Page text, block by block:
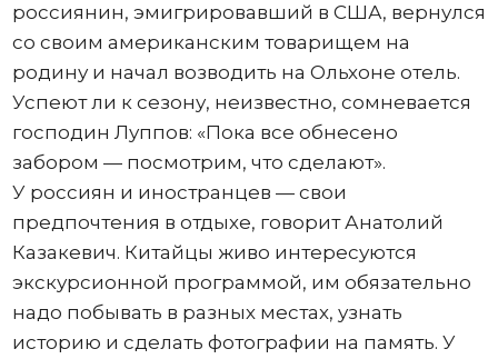
россиянин, эмигрировавший в США, вернулся
со своим американским товарищем на
родину и начал возводить на Ольхоне отель.
Успеют ли к сезону, неизвестно, сомневается
господин Луппов: «Пока все обнесено
забором — посмотрим, что сделают».
У россиян и иностранцев — свои
предпочтения в отдыхе, говорит Анатолий
Казакевич. Китайцы живо интересуются
экскурсионной программой, им обязательно
надо побывать в разных местах, узнать
историю и сделать фотографии на память. У